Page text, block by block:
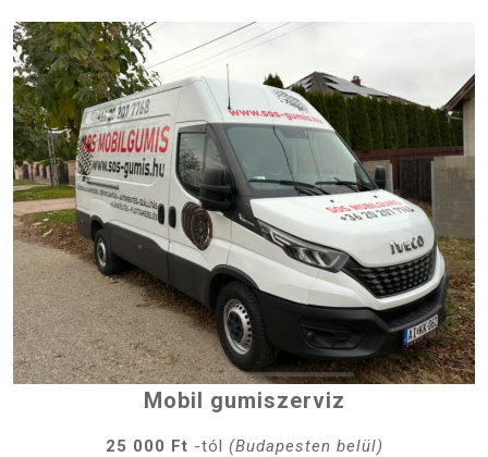
Mobil gumiszerviz
25 000 Ft -tól (Budapesten belül)